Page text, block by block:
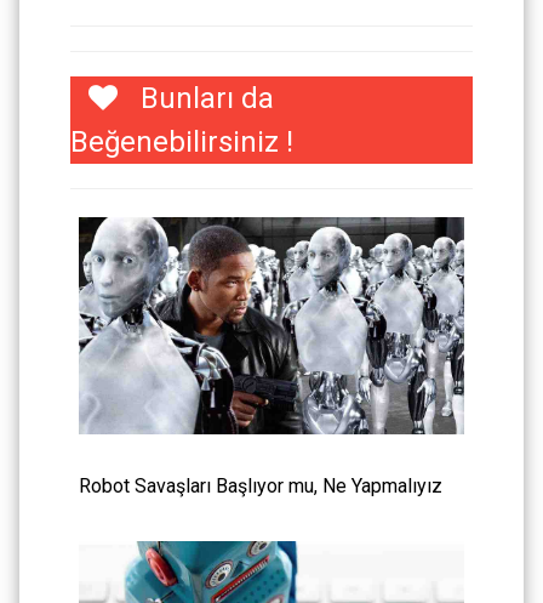
Bunları da
Beğenebilirsiniz !
Robot Savaşları Başlıyor mu, Ne Yapmalıyız